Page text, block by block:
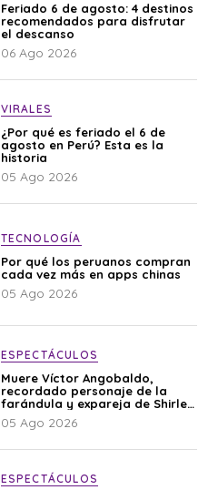
Feriado 6 de agosto: 4 destinos
recomendados para disfrutar
el descanso
06 Ago 2026
VIRALES
¿Por qué es feriado el 6 de
agosto en Perú? Esta es la
historia
05 Ago 2026
TECNOLOGÍA
Por qué los peruanos compran
cada vez más en apps chinas
05 Ago 2026
ESPECTÁCULOS
Muere Víctor Angobaldo,
recordado personaje de la
farándula y expareja de Shirley
Cherres
05 Ago 2026
ESPECTÁCULOS